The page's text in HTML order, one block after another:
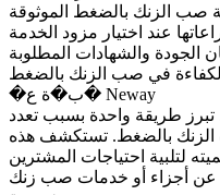
صب الزنك بالضغط الموثوقة
عند اختيار مزود الخدمة
الجودة والشهادات المطلوبة
في صب الزنك بالضغط
�ب�ة ع� Neway
تبرز طريقة واحدة بسبب تعدد
بالضغط. تستكشف هذه
لتلبية احتياجات المشترين
عن أجزاء أو خدمات صب زنك